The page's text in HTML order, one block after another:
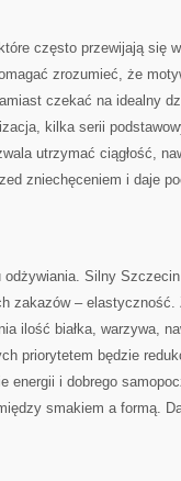
często przewijają się
zrozumieć, że
czekać na idealny
kilka serii
utrzymać ciągłość,
zniechęceniem i daje
Silny
zakazów – elastyczność.
ilość białka, warzywa,
priorytetem będzie
energii i dobrego
smakiem a formą.